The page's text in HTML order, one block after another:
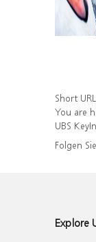
Short
You are
UBS
Folgen
Explore